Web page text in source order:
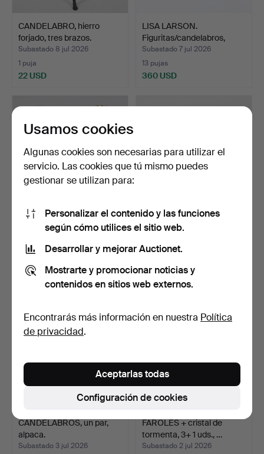
CANDELABRO, hierro
forjado, tres brazos.
Subastado 8 jul 2026
1 puja
22 USD
LISA LARSON.
Figuritas/candelabros,
"Lucia…
Subastado 7 jul 2026
13 pujas
360 USD
CANDELEROS DE BARCO
Y CANDELERO DE
CÁMARA,…
Subastado 3 jul 2026
137 USD
CANDELERO PARA
fundi…
Subastado 3 jul 2026
22 USD
CANDELABROS, un par,
alpaca.
Subastado 3 jul 2026
FAROLES + cristal de
tormenta, 3+ 1 uds., …
Subastado 2 jul 2026
Usamos cookies
Algunas cookies son necesarias para utilizar el
servicio. Las cookies que tú mismo puedes
gestionar se utilizan para:
Personalizar el contenido y las funciones
según cómo utilices el sitio web.
Desarrollar y mejorar Auctionet.
Mostrarte y promocionar noticias y
contenidos en sitios web externos.
Encontrarás más información en nuestra Política
de privacidad.
Configuración de cookies
Aceptarlas todas